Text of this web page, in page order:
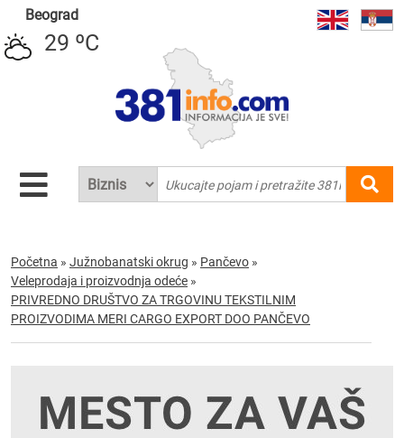
Beograd
29 ºC
Početna » Južnobanatski okrug » Pančevo »
Veleprodaja i proizvodnja odeće »
PRIVREDNO DRUŠTVO ZA TRGOVINU TEKSTILNIM
PROIZVODIMA MERI CARGO EXPORT DOO PANČEVO